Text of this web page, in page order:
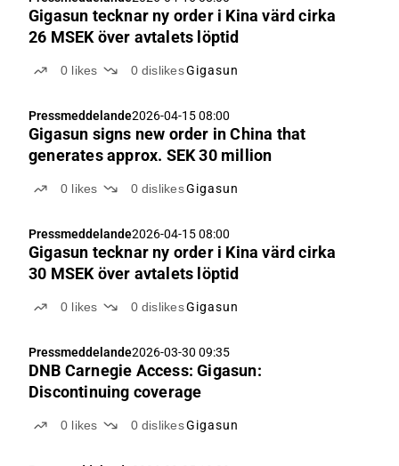
Gigasun tecknar ny order i Kina värd cirka
26 MSEK över avtalets löptid
0 likes 0 dislikesGigasun
Pressmeddelande2026-04-15 08:00
Gigasun signs new order in China that
generates approx. SEK 30 million
0 likes 0 dislikesGigasun
Pressmeddelande2026-04-15 08:00
Gigasun tecknar ny order i Kina värd cirka
30 MSEK över avtalets löptid
0 likes 0 dislikesGigasun
Pressmeddelande2026-03-30 09:35
DNB Carnegie Access: Gigasun:
Discontinuing coverage
0 likes 0 dislikesGigasun